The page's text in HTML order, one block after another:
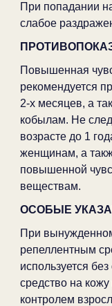
При попадании
слабое
Повышенная
рекомендуется
2-х месяцев, а
кобылам. Не
возрасте до 1
женщинам, а
повышенной
веществам.
ОСОБЫЕ
При
репеллентным
используется
средство на
контролем